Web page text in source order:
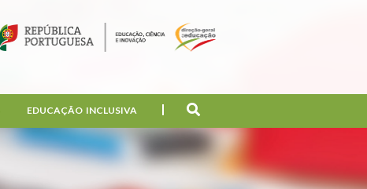
EDUCAÇÃO INCLUSIVA